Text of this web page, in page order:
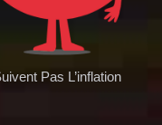
Pas L’inflation